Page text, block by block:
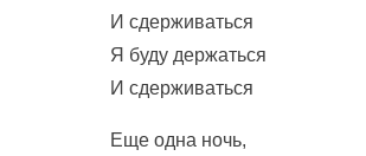
И сдерживаться
Я буду держаться
И сдерживаться
Еще одна ночь,